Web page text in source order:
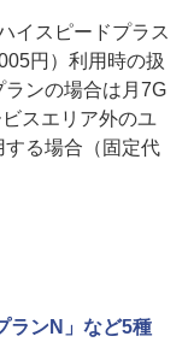
イスピードプラス
円）利用時の扱
ンの場合は月7G
スエリア外のユ
る場合（固定代
ランN」など5種